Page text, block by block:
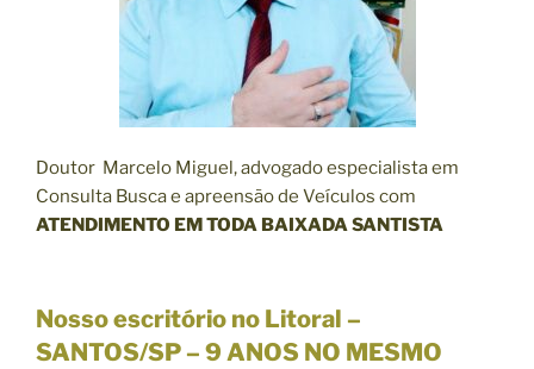
Doutor Marcelo Miguel, advogado especialista em
Consulta Busca e apreensão de Veículos com
ATENDIMENTO EM TODA BAIXADA SANTISTA
Nosso escritório no Litoral –
SANTOS/SP – 9 ANOS NO MESMO